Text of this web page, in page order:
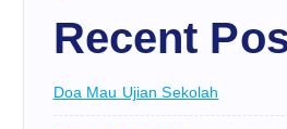
Recent
Doa Mau Ujian Sekolah